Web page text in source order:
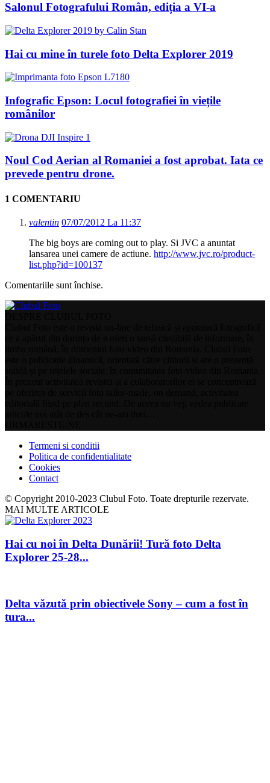
Salonul Fotografului Român, ediția a VI-a
Hai cu mine în turele foto Delta Explorer 2019
Infografic Epson: Locul fotografiei în viețile
românilor
Noul Cod Aerian al Romaniei a fost aprobat. Iata ce
prevede pentru drone.
1 COMENTARIU
valentin 07/07/2012 La 11:37
The big boys are coming out to play. Si JVC a anuntat
lansarea unei camere de actiune. http://www.jvc.ro/product-
list.php?id=100137
Comentariile sunt închise.
Termeni si conditii
Politica de confidentialitate
Cookies
Contact
© Copyright 2010-2023 Clubul Foto. Toate drepturile rezervate.
MAI MULTE ARTICOLE
Hai cu noi în Delta Dunării! Tură foto Delta
Explorer 25-28...
Delta văzută prin obiectivele Sony – cum a fost în
tura...